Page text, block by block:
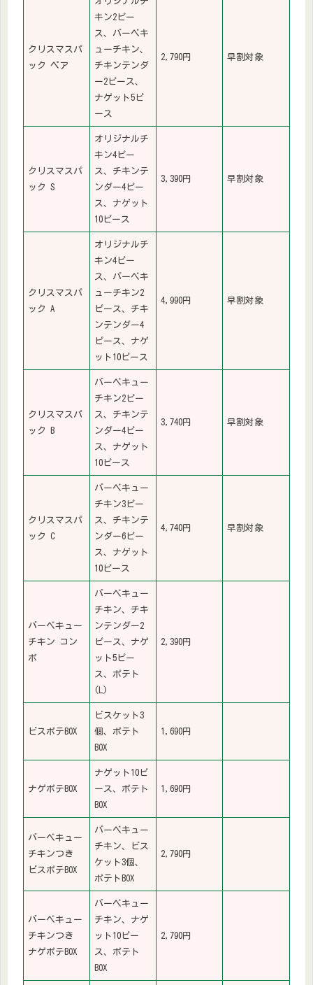
クリスマスパ
ック ペア
キン2ピー
ス、バーベキ
ューチキン、
チキンテンダ
ー2ピース、
ナゲット5ピ
ース
2,790円 早割対象
クリスマスパ
ック S
オリジナルチ
キン4ピー
ス、チキンテ
ンダー4ピー
ス、ナゲット
10ピース
3,390円 早割対象
クリスマスパ
ック A
オリジナルチ
キン4ピー
ス、バーベキ
ューチキン2
ピース、チキ
ンテンダー4
ピース、ナゲ
ット10ピース
4,990円 早割対象
クリスマスパ
ック B
バーベキュー
チキン2ピー
ス、チキンテ
ンダー4ピー
ス、ナゲット
10ピース
3,740円 早割対象
クリスマスパ
ック C
バーベキュー
チキン3ピー
ス、チキンテ
ンダー6ピー
ス、ナゲット
10ピース
4,740円 早割対象
バーベキュー
チキン コン
ボ
バーベキュー
チキン、チキ
ンテンダー2
ピース、ナゲ
ット5ピー
ス、ポテト
(L)
2,390円
ビスポテBOX
ビスケット3
個、ポテト
BOX
1,690円
ナゲポテBOX
ナゲット10ピ
ース、ポテト
BOX
1,690円
バーベキュー
チキンつき
ビスポテBOX
バーベキュー
チキン、ビス
ケット3個、
ポテトBOX
2,790円
バーベキュー
チキンつき
ナゲポテBOX
バーベキュー
チキン、ナゲ
ット10ピー
ス、ポテト
BOX
2,790円